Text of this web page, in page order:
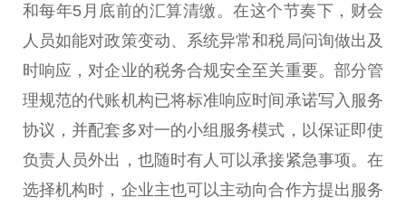
和每年5月底前的汇算清缴。在这个节奏下，财会
人员如能对政策变动、系统异常和税局问询做出及
时响应，对企业的税务合规安全至关重要。部分管
理规范的代账机构已将标准响应时间承诺写入服务
协议，并配套多对一的小组服务模式，以保证即使
负责人员外出，也随时有人可以承接紧急事项。在
选择机构时，企业主也可以主动向合作方提出服务